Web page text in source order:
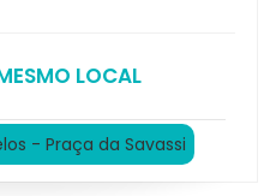
LOCAL
- Praça da Savassi